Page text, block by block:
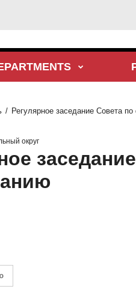
Регулярное заседание Совета
округ